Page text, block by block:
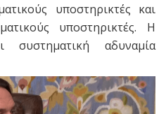
υποστηρικτές και
υποστηρικτές. Η
συστηματική αδυναμία